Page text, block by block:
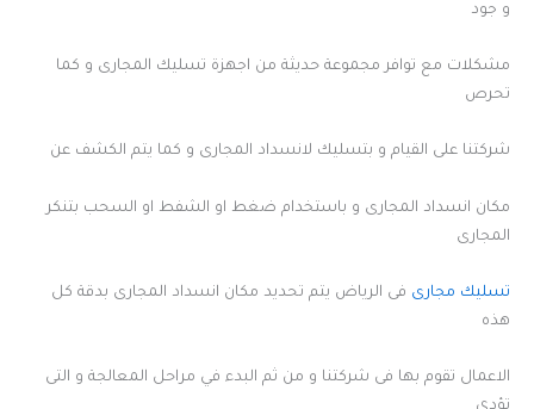
و جود
مشكلات مع توافر مجموعة حديثة من اجهزة تسليك المجارى و كما
تحرص
شركتنا على القيام و بتسليك لانسداد المجارى و كما يتم الكشف عن
مكان انسداد المجارى و باستخدام ضغط او الشفط او السحب بتنكر
المجارى
تسليك مجارى فى الرياض يتم تحديد مكان انسداد المجارى بدقة كل
هذه
الاعمال تقوم بها فى شركتنا و من ثم البدء في مراحل المعالجة و التى